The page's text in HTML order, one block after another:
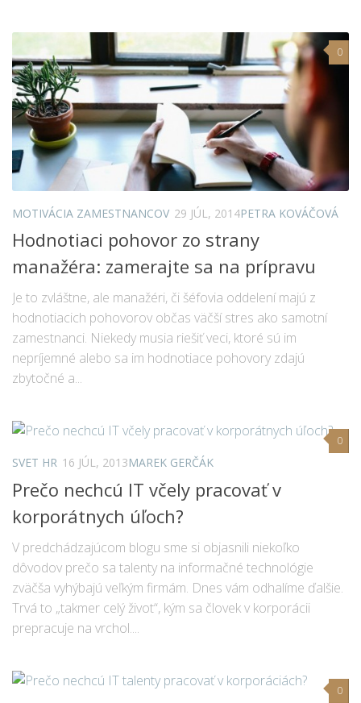
0
MOTIVÁCIA ZAMESTNANCOV 29 JÚL, 2014PETRA KOVÁČOVÁ
Hodnotiaci pohovor zo strany
manažéra: zamerajte sa na prípravu
Je to zvláštne, ale manažéri, či šéfovia oddelení majú z
hodnotiacich pohovorov občas väčší stres ako samotní
zamestnanci. Niekedy musia riešiť veci, ktoré sú im
nepríjemné alebo sa im hodnotiace pohovory zdajú
zbytočné a...
0
SVET HR 16 JÚL, 2013MAREK GERČÁK
Prečo nechcú IT včely pracovať v
korporátnych úľoch?
V predchádzajúcom blogu sme si objasnili niekoľko
dôvodov prečo sa talenty na informačné technológie
zväčša vyhýbajú veľkým firmám. Dnes vám odhalíme ďalšie.
Trvá to „takmer celý život“, kým sa človek v korporácii
prepracuje na vrchol....
0